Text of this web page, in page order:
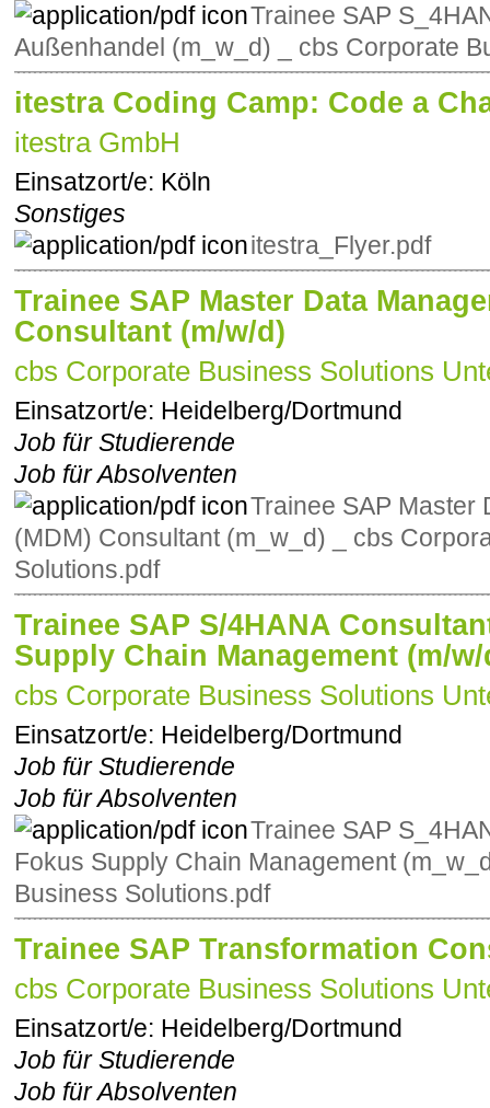
Trainee SAP
Außenhandel (m_w_d) _ cbs Corporate
itestra Coding Camp: Code a
itestra GmbH
Einsatzort/e: Köln
Sonstiges
itestra_Flyer.pdf
Trainee SAP Master Data
Consultant (m/w/d)
cbs Corporate Business Solutions
Einsatzort/e: Heidelberg/Dortmund
Job für Studierende
Job für Absolventen
Trainee SAP Master
(MDM) Consultant (m_w_d) _ cbs
Solutions.pdf
Trainee SAP S/4HANA
Supply Chain Management (m/
cbs Corporate Business Solutions
Einsatzort/e: Heidelberg/Dortmund
Job für Studierende
Job für Absolventen
Trainee SAP
Fokus Supply Chain Management
Business Solutions.pdf
Trainee SAP Transformation
cbs Corporate Business Solutions
Einsatzort/e: Heidelberg/Dortmund
Job für Studierende
Job für Absolventen